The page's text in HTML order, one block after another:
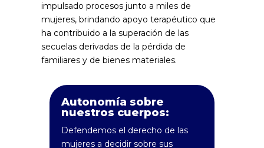
impulsado procesos junto a miles de
mujeres, brindando apoyo terapéutico que
ha contribuido a la superación de las
secuelas derivadas de la pérdida de
familiares y de bienes materiales.
Autonomía sobre
nuestros cuerpos:
Defendemos el derecho de las
mujeres a decidir sobre sus